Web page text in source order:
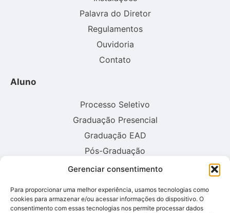
Gerenciar consentimento
Para proporcionar uma melhor experiência, usamos tecnologias como
cookies para armazenar e/ou acessar informações do dispositivo. O
consentimento com essas tecnologias nos permite processar dados
Palavra do Diretor
Regulamentos
Ouvidoria
Contato
Aluno
Processo Seletivo
Graduação Presencial
Graduação EAD
Pós-Graduação
Consulte aqui o cadastro da instituição no sistema E-MEC: